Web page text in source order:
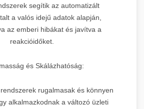
segítik az automatizált
a valós idejű adatok alapján,
az emberi hibákat és javítva a
reakcióidőket.
és Skálázhatóság:
rugalmasak és könnyen
alkalmazkodnak a változó üzleti